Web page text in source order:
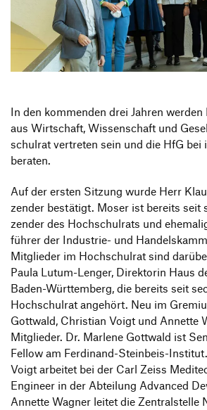
Companies
HfG-Network
Downloads
Information Events
In den kommenden drei Jahren
aus Wirt­schaft, Wissen­schaft und
schulrat vertreten sein und die HfG bei
beraten.
Auf der ersten Sitzung wurde Herr
zender bestä­tigt. Moser ist bereits seit
zender des Hoch­schul­rats und
führer der Indus­trie- und
Mitglieder im Hoch­schulrat sind
Paula Lutum-Lenger, Direk­torin Haus
Baden-Würt­tem­berg, die bereits seit
Hoch­schulrat ange­hört. Neu im
Gott­wald, Chris­tian Voigt und Annette
Mitglieder. Dr. Marlene Gott­wald ist
Fellow am Ferdi­nand-Stein­beis-
Voigt arbeitet bei der Carl Zeiss
Engi­neer in der Abtei­lung Advanced
Annette Wagner leitet die Zentral­stelle